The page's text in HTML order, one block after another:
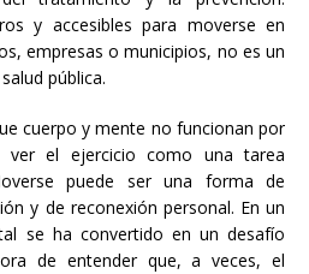
y accesibles para moverse en
empresas o municipios, no es un
pública.
cuerpo y mente no funcionan por
ver el ejercicio como una tarea
puede ser una forma de
y de reconexión personal. En un
se ha convertido en un desafío
de entender que, a veces, el